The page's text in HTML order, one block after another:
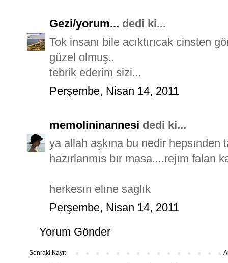
Gezi/yorum... dedi ki...
Tok insanı bile acıktırıcak cinsten
güzel olmuş..
tebrik ederim sizi...
Perşembe, Nisan 14, 2011
memolininannesi dedi ki...
ya allah aşkına bu nedir hepsınden
hazırlanmıs bır masa....rejım falan
herkesın elıne saglık
Perşembe, Nisan 14, 2011
Yorum Gönder
Sonraki Kayıt